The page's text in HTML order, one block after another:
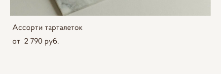
Ассорти тарталеток
от 2 790 pуб.